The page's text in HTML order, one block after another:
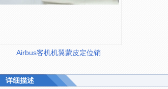
Airbus客机机翼蒙皮定位销
详细描述